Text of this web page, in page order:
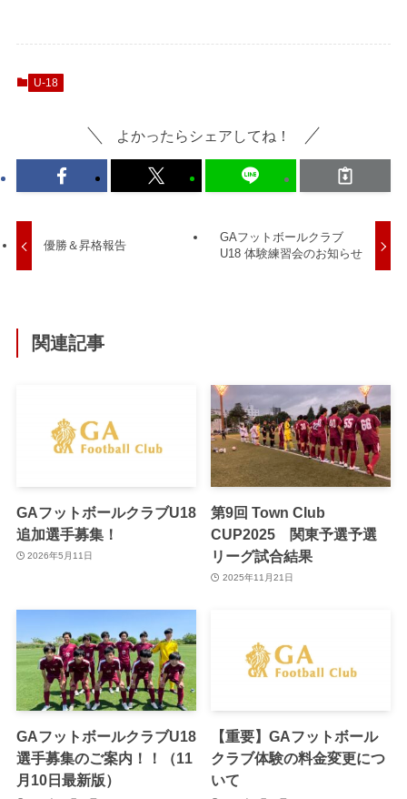
U-18
よかったらシェアしてね！
優勝＆昇格報告
GAフットボールクラブ
U18 体験練習会のお知らせ
関連記事
GAフットボールクラブU18
追加選手募集！
2026年5月11日
第9回 Town Club
CUP2025 関東予選予選
リーグ試合結果
2025年11月21日
GAフットボールクラブU18
選手募集のご案内！！（11
月10日最新版）
【重要】GAフットボール
クラブ体験の料金変更につ
いて